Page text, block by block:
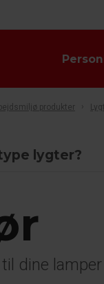
produkter
lygter?
dine lamper